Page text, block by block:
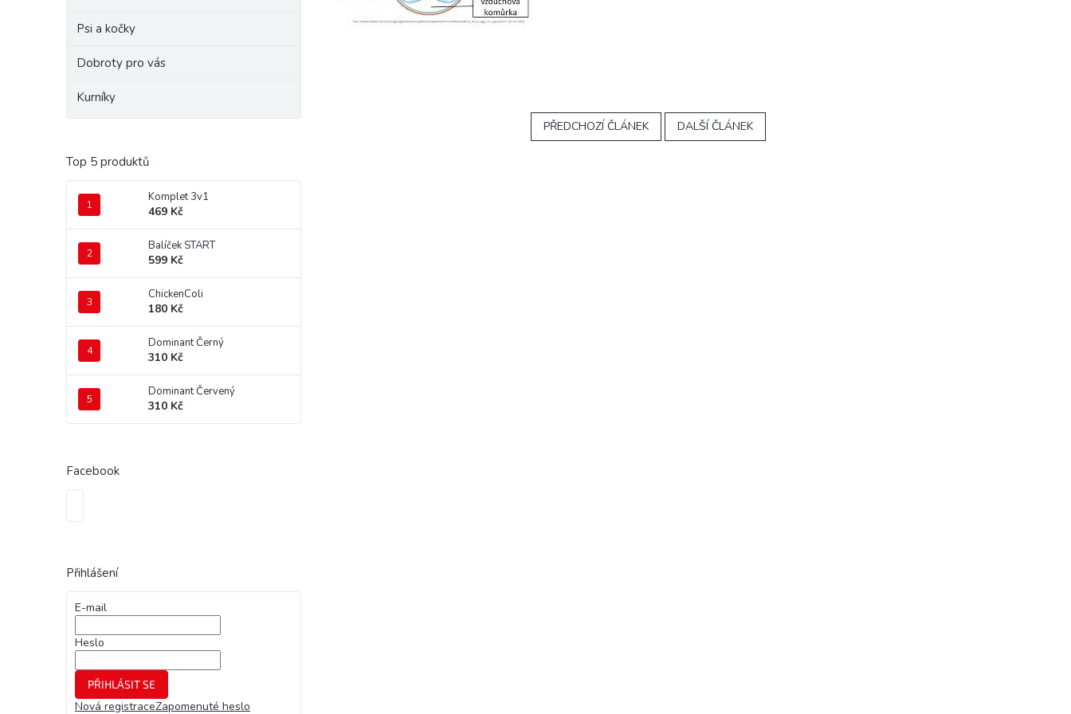
Psi a kočky
Dobroty pro vás
Kurníky
Top 5 produktů
Komplet 3v1
469 Kč
Balíček START
599 Kč
ChickenColi
180 Kč
Dominant Černý
310 Kč
Dominant Červený
310 Kč
Facebook
Přihlášení
E-mail
Heslo
PŘIHLÁSIT SE
Nová registraceZapomenuté heslo
PŘEDCHOZÍ ČLÁNEK DALŠÍ ČLÁNEK